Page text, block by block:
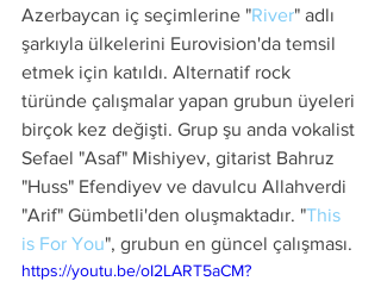
Azerbaycan iç seçimlerine "River" adlı
şarkıyla ülkelerini Eurovision'da temsil
etmek için katıldı. Alternatif rock
türünde çalışmalar yapan grubun üyeleri
birçok kez değişti. Grup şu anda vokalist
Sefael "Asaf" Mishiyev, gitarist Bahruz
"Huss" Efendiyev ve davulcu Allahverdi
"Arif" Gümbetli'den oluşmaktadır. "This
is For You", grubun en güncel çalışması.
https://youtu.be/oI2LART5aCM?